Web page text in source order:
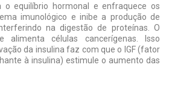
o equilíbrio hormonal e enfraquece os
imunológico e inibe a produção de
na digestão de proteínas. O
alimenta células cancerígenas. Isso
da insulina faz com que o IGF (fator
à insulina) estimule o aumento das